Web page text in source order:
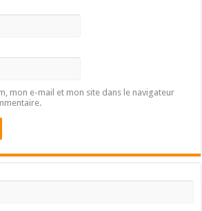
mon e-mail et mon site dans le navigateur